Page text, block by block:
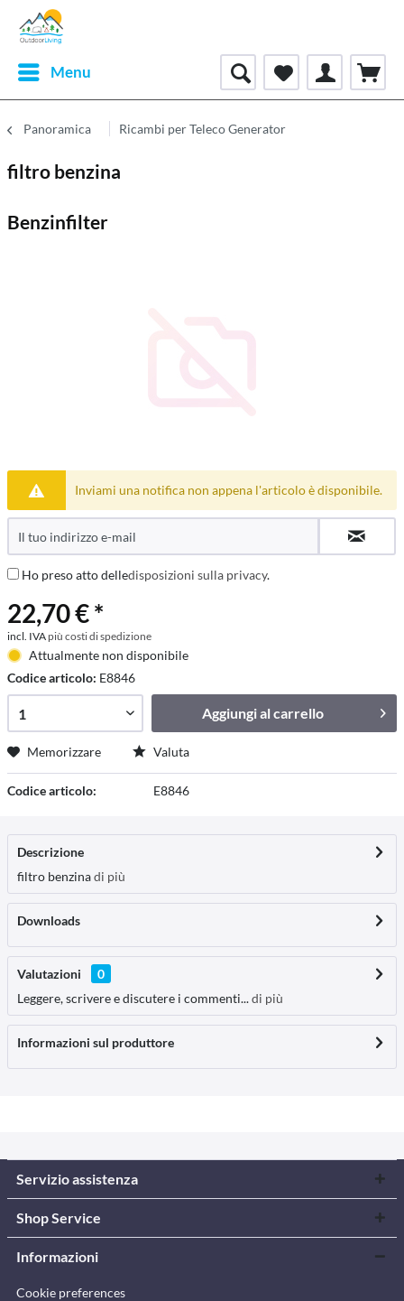
Menu
Panoramica Ricambi per Teleco Generator
filtro benzina
Benzinfilter
Inviami una notifica non appena l'articolo è disponibile.
Ho preso atto delledisposizioni sulla privacy.
22,70 € *
incl. IVA più costi di spedizione
Attualmente non disponibile
Codice articolo: E8846
Aggiungi alcarrello
Memorizzare Valuta
Codice articolo: E8846
Descrizione
filtro benzinadi più
Downloads
Valutazioni
0
Leggere, scrivere e discutere i commenti...di più
Informazioni sul produttore
Servizio assistenza
Shop Service
Informazioni
Cookie preferences